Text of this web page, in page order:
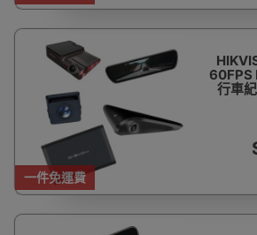
一件免運費
60FPS
行車
Ultra